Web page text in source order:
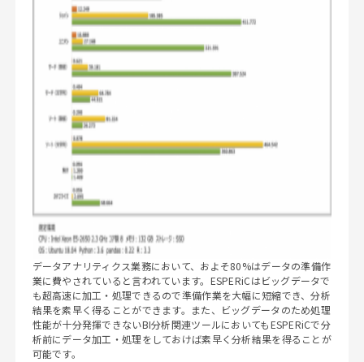
データアナリティクス業務において、およそ80%はデータの準備作
業に費やされていると言われています。ESPERiCはビッグデータで
も超高速に加工・処理できるので準備作業を大幅に短縮でき、分析
結果を素早く得ることができます。また、ビッグデータのため処理
性能が十分発揮できないBI分析関連ツールにおいてもESPERiCで分
析前にデータ加工・処理をしておけば素早く分析結果を得ることが
可能です。